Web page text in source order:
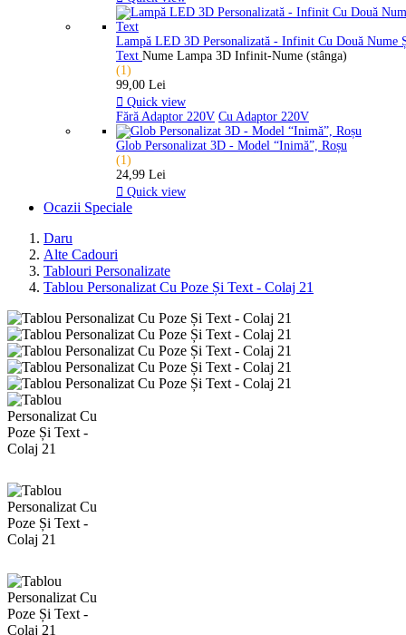
Lampă LED 3D Personalizată - Infinit Cu Două Nume
Text Nume Lampa 3D Infinit-Nume (stânga)
(1)
99,00 Lei
 Quick view
Fără Adaptor 220V Cu Adaptor 220V
Glob Personalizat 3D - Model “Inimă”, Roșu
(1)
24,99 Lei
 Quick view
Ocazii Speciale
Daru
Alte Cadouri
Tablouri Personalizate
Tablou Personalizat Cu Poze Și Text - Colaj 21